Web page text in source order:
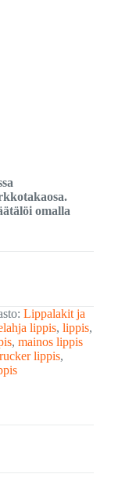
omalla
Lippalakit ja
lippis, lippis,
, mainos lippis
lippis,